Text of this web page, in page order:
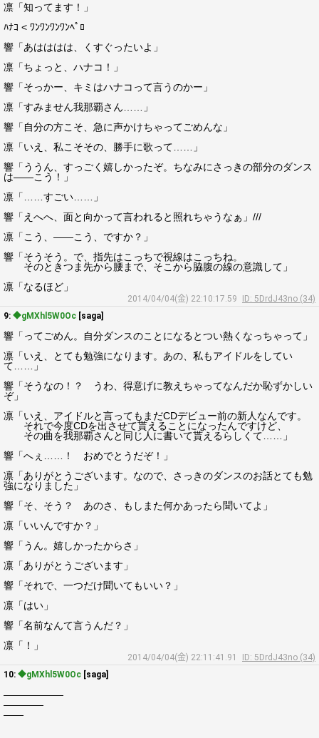
凛「知ってます！」
ﾊﾅｺ < ﾜﾝﾜﾝﾜﾝﾜﾝﾍﾟﾛ
響「あはははは、くすぐったいよ」
凛「ちょっと、ハナコ！」
響「そっかー、キミはハナコって言うのかー」
凛「すみません我那覇さん……」
響「自分の方こそ、急に声かけちゃってごめんな」
凛「いえ、私こそその、勝手に歌って……」
響「ううん、すっごく嬉しかったぞ。ちなみにさっきの部分のダンス
は――こう！」
凛「……すごい……」
響「えへへ、面と向かって言われると照れちゃうなぁ」///
凛「こう、――こう、ですか？」
響「そうそう。で、指先はこっちで視線はこっちね。
そのときつま先から腰まで、そこから脇腹の線の意識して」
凛「なるほど」
2014/04/04(金) 22:10:17.59
ID: 5DrdJ43no (34)
9: ◆gMXhl5W0Oc [saga]
響「ってごめん。自分ダンスのことになるとつい熱くなっちゃって」
凛「いえ、とても勉強になります。あの、私もアイドルをしてい
て……」
響「そうなの！？ うわ、得意げに教えちゃってなんだか恥ずかしい
ぞ」
凛「いえ、アイドルと言ってもまだCDデビュー前の新人なんです。
それで今度CDを出させて貰えることになったんですけど、
その曲を我那覇さんと同じ人に書いて貰えるらしくて……」
響「へぇ……！ おめでとうだぞ！」
凛「ありがとうございます。なので、さっきのダンスのお話とても勉
強になりました」
響「そ、そう？ あのさ、もしまた何かあったら聞いてよ」
凛「いいんですか？」
響「うん。嬉しかったからさ」
凛「ありがとうございます」
響「それで、一つだけ聞いてもいい？」
凛「はい」
響「名前なんて言うんだ？」
凛「！」
2014/04/04(金) 22:11:41.91
ID: 5DrdJ43no (34)
10: ◆gMXhl5W0Oc [saga]
――――――
――――
――